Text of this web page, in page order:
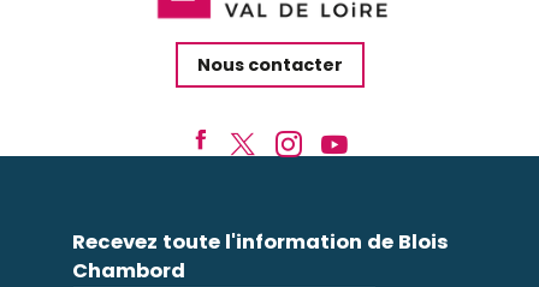
Nous contacter
Recevez toute l'information de Blois
Chambord